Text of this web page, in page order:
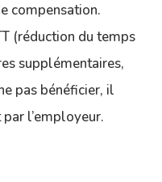
compensation.
(réduction du temps
supplémentaires,
pas bénéficier, il
l’employeur.